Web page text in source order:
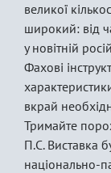
великої
широкий: від
у новітній
Фахові
вкрай
Тримайте
П.С. Виставка
національно-